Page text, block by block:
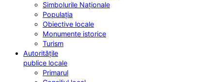
Simbolurile Naționale
Populația
Obiective locale
Monumente istorice
Turism
Autoritățile
publice locale
Primarul